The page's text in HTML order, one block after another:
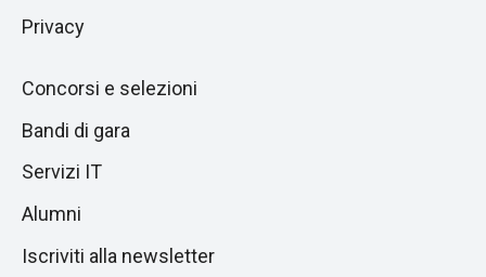
Privacy
Concorsi e selezioni
Bandi di gara
Servizi IT
Alumni
Iscriviti alla newsletter